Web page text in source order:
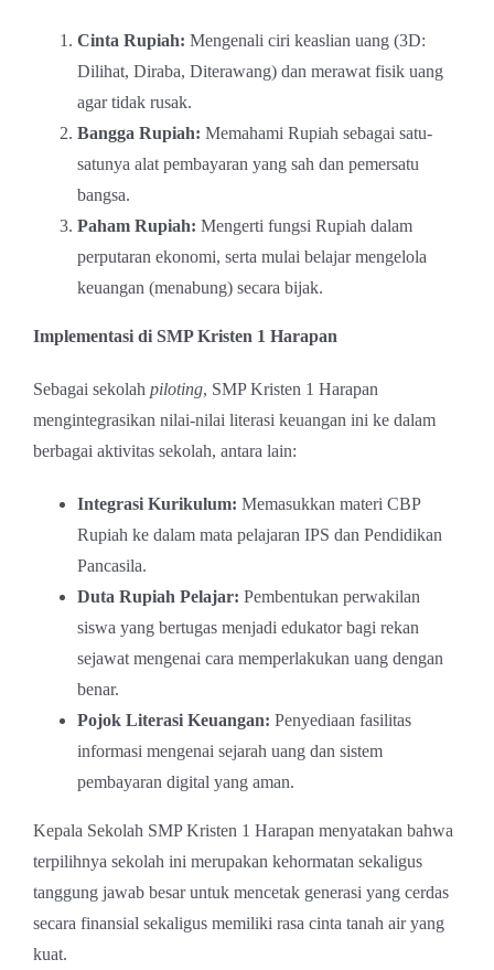
Cinta Rupiah: Mengenali ciri keaslian uang (3D:
Dilihat, Diraba, Diterawang) dan merawat fisik uang
agar tidak rusak.
Bangga Rupiah: Memahami Rupiah sebagai satu-
satunya alat pembayaran yang sah dan pemersatu
bangsa.
Paham Rupiah: Mengerti fungsi Rupiah dalam
perputaran ekonomi, serta mulai belajar mengelola
keuangan (menabung) secara bijak.
Implementasi di SMP Kristen 1 Harapan
Sebagai sekolah piloting, SMP Kristen 1 Harapan
mengintegrasikan nilai-nilai literasi keuangan ini ke dalam
berbagai aktivitas sekolah, antara lain:
Integrasi Kurikulum: Memasukkan materi CBP
Rupiah ke dalam mata pelajaran IPS dan Pendidikan
Pancasila.
Duta Rupiah Pelajar: Pembentukan perwakilan
siswa yang bertugas menjadi edukator bagi rekan
sejawat mengenai cara memperlakukan uang dengan
benar.
Pojok Literasi Keuangan: Penyediaan fasilitas
informasi mengenai sejarah uang dan sistem
pembayaran digital yang aman.
Kepala Sekolah SMP Kristen 1 Harapan menyatakan bahwa
terpilihnya sekolah ini merupakan kehormatan sekaligus
tanggung jawab besar untuk mencetak generasi yang cerdas
secara finansial sekaligus memiliki rasa cinta tanah air yang
kuat.